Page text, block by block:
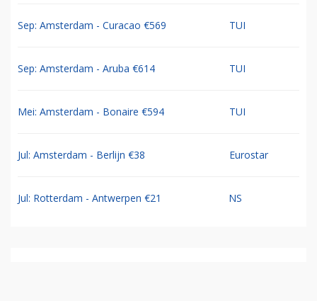
Sep: Amsterdam - Curacao €569 TUI
Sep: Amsterdam - Aruba €614 TUI
Mei: Amsterdam - Bonaire €594 TUI
Jul: Amsterdam - Berlijn €38 Eurostar
Jul: Rotterdam - Antwerpen €21 NS